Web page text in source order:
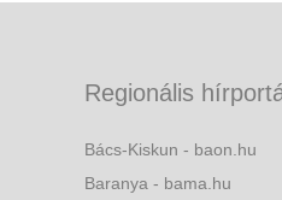
Regionális
Bács-Kiskun - baon.hu
Baranya - bama.hu